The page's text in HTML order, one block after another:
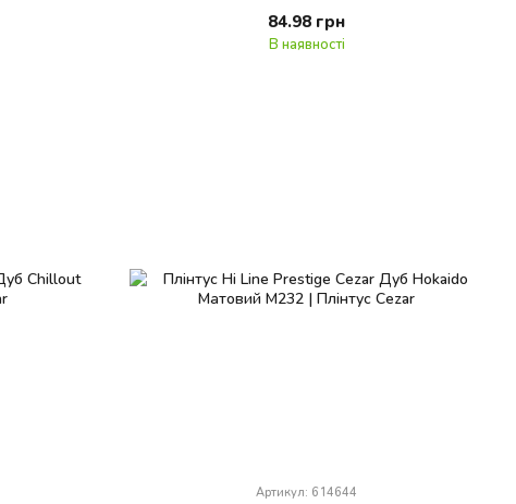
84.98 грн
В наявності
Артикул: 614644